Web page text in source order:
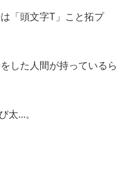
「頭文字T」こと拓プ
した人間が持っているら
太...。